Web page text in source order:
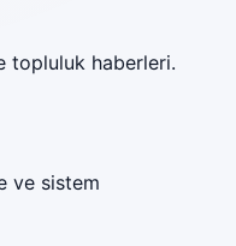
topluluk haberleri.
ve sistem